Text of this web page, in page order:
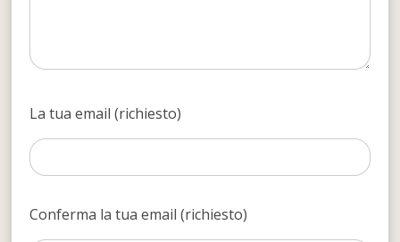
La tua email (richiesto)
Conferma la tua email (richiesto)